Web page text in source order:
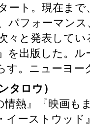
ート。現在ま
パフォーマン
々と発表してい
を出版した。ル
す。ニューヨー
タロウ）
情熱』『映画も
イーストウッド